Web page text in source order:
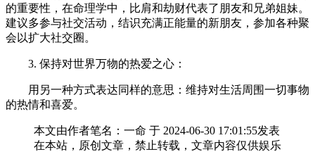
的重要性，在命理学中，比肩和劫财代表了朋友和兄弟姐妹。
建议多参与社交活动，结识充满正能量的新朋友，参加各种聚
会以扩大社交圈。
3. 保持对世界万物的热爱之心：
用另一种方式表达同样的意思：维持对生活周围一切事物
的热情和喜爱。
本文由作者笔名：一命 于 2024-06-30 17:01:55发表
在本站，原创文章，禁止转载，文章内容仅供娱乐